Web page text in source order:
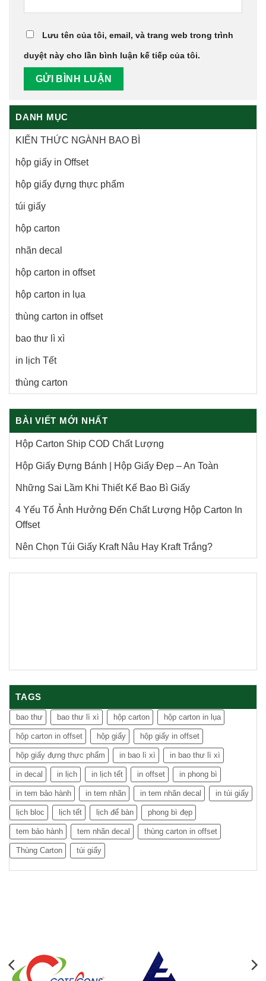
Lưu tên của tôi, email, và trang web trong trình
duyệt này cho lần bình luận kế tiếp của tôi.
DANH MỤC
KIẾN THỨC NGÀNH BAO BÌ
hộp giấy in Offset
hộp giấy đựng thực phẩm
túi giấy
hộp carton
nhãn decal
hộp carton in offset
hộp carton in lụa
thùng carton in offset
bao thư lì xì
in lịch Tết
thùng carton
BÀI VIẾT MỚI NHẤT
Hộp Carton Ship COD Chất Lượng
Hộp Giấy Đựng Bánh | Hộp Giấy Đẹp – An Toàn
Những Sai Lầm Khi Thiết Kế Bao Bì Giấy
4 Yếu Tố Ảnh Hưởng Đến Chất Lượng Hộp Carton In
Offset
Nên Chọn Túi Giấy Kraft Nâu Hay Kraft Trắng?
TAGS
bao thư bao thư lì xì hộp carton hộp carton in lụa
hộp carton in offset hộp giấy hộp giấy in offset
hộp giấy đựng thực phẩm in bao lì xì in bao thư lì xì
in decal in lịch in lịch tết in offset in phong bì
in tem bảo hành in tem nhãn in tem nhãn decal in túi giấy
lịch bloc lịch tết lịch để bàn phong bì đẹp
tem bảo hành tem nhãn decal thùng carton in offset
Thùng Carton túi giấy